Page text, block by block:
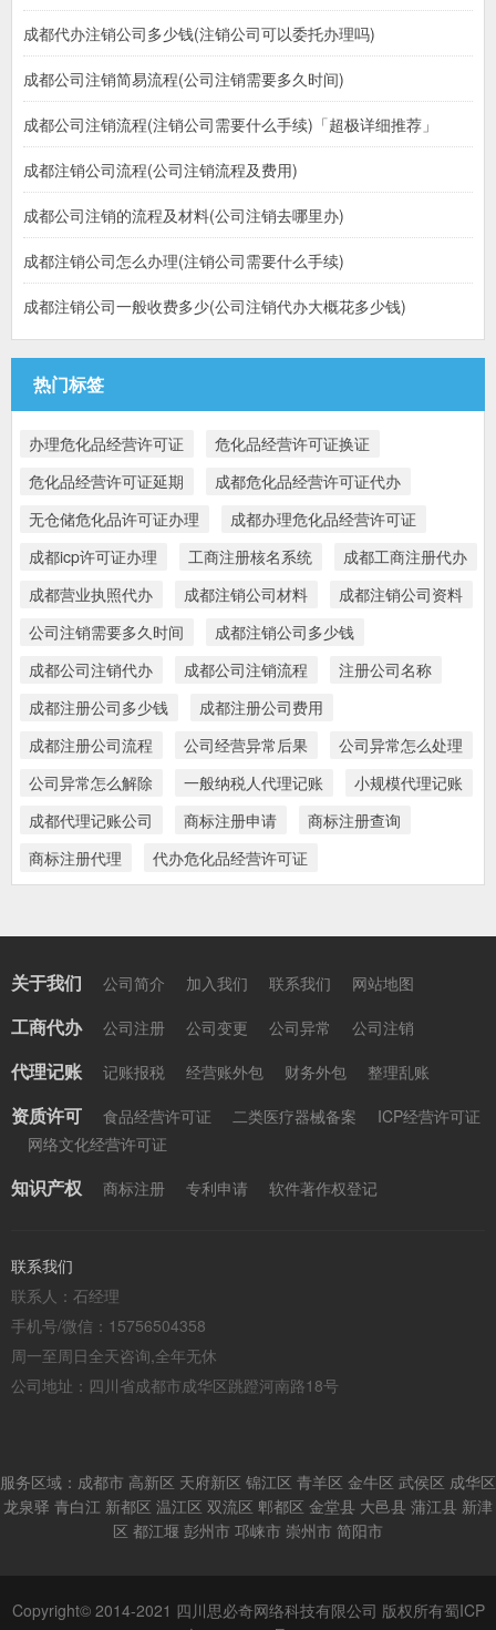
成都代办注销公司多少钱(注销公司可以委托办理吗)
成都公司注销简易流程(公司注销需要多久时间)
成都公司注销流程(注销公司需要什么手续)「超极详细推荐」
成都注销公司流程(公司注销流程及费用)
成都公司注销的流程及材料(公司注销去哪里办)
成都注销公司怎么办理(注销公司需要什么手续)
成都注销公司一般收费多少(公司注销代办大概花多少钱)
热门标签
办理危化品经营许可证
危化品经营许可证换证
危化品经营许可证延期
成都危化品经营许可证代办
无仓储危化品许可证办理
成都办理危化品经营许可证
成都icp许可证办理
工商注册核名系统
成都工商注册代办
成都营业执照代办
成都注销公司材料
成都注销公司资料
公司注销需要多久时间
成都注销公司多少钱
成都公司注销代办
成都公司注销流程
注册公司名称
成都注册公司多少钱
成都注册公司费用
成都注册公司流程
公司经营异常后果
公司异常怎么处理
公司异常怎么解除
一般纳税人代理记账
小规模代理记账
成都代理记账公司
商标注册申请
商标注册查询
商标注册代理
代办危化品经营许可证
关于我们 公司简介 加入我们 联系我们 网站地图
工商代办 公司注册 公司变更 公司异常 公司注销
代理记账 记账报税 经营账外包 财务外包 整理乱账
资质许可 食品经营许可证 二类医疗器械备案
ICP经营许可证
网络文化经营许可证
知识产权 商标注册 专利申请 软件著作权登记
联系我们
联系人：石经理
手机号/微信：15756504358
周一至周日全天咨询,全年无休
公司地址：四川省成都市成华区跳蹬河南路18号
服务区域：成都市 高新区 天府新区 锦江区 青羊区 金牛区 武侯区 成华区
龙泉驿 青白江 新都区 温江区 双流区 郫都区 金堂县 大邑县 蒲江县 新津
区 都江堰 彭州市 邛崃市 崇州市 简阳市
Copyright© 2014-2021 四川思必奇网络科技有限公司 版权所有蜀ICP